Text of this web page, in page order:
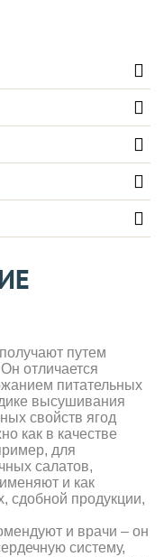
путем
отличается
питательных
высушивания
свойств ягод
как в качестве
для
салатов,
и как
сдобной продукции,
и врачи – он
систему,